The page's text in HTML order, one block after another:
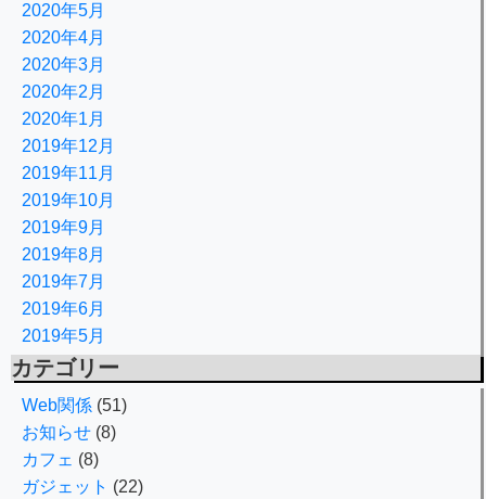
2020年5月
2020年4月
2020年3月
2020年2月
2020年1月
2019年12月
2019年11月
2019年10月
2019年9月
2019年8月
2019年7月
2019年6月
2019年5月
カテゴリー
Web関係 (51)
お知らせ (8)
カフェ (8)
ガジェット (22)